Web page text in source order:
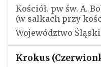
Kościół. pw św. A.
(w salkach przy
Województwo
Krokus